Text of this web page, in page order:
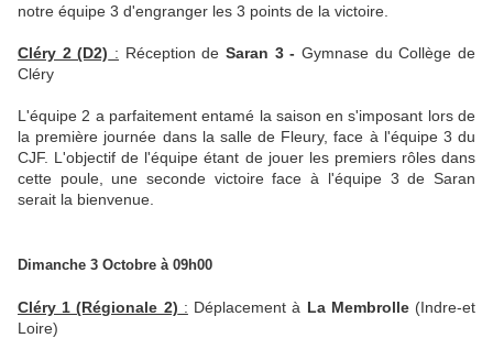
notre équipe 3 d'engranger les 3 points de la victoire.
Cléry 2 (D2) : Réception deSaran 3 - Gymnase du Collège de
Cléry
L'équipe 2 a parfaitement entamé la saison en s'imposant lors de
la première journée dans la salle de Fleury, face à l'équipe 3 du
CJF. L'objectif de l'équipe étant de jouer les premiers rôles dans
cette poule, une seconde victoire face à l'équipe 3 de Saran
serait la bienvenue.
Dimanche 3 Octobre à 09h00
Cléry 1 (Régionale 2) : Déplacement à La Membrolle(Indre-et
Loire)